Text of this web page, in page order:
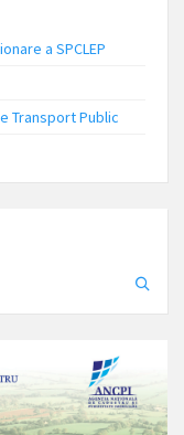
a SPCLEP
Transport Public